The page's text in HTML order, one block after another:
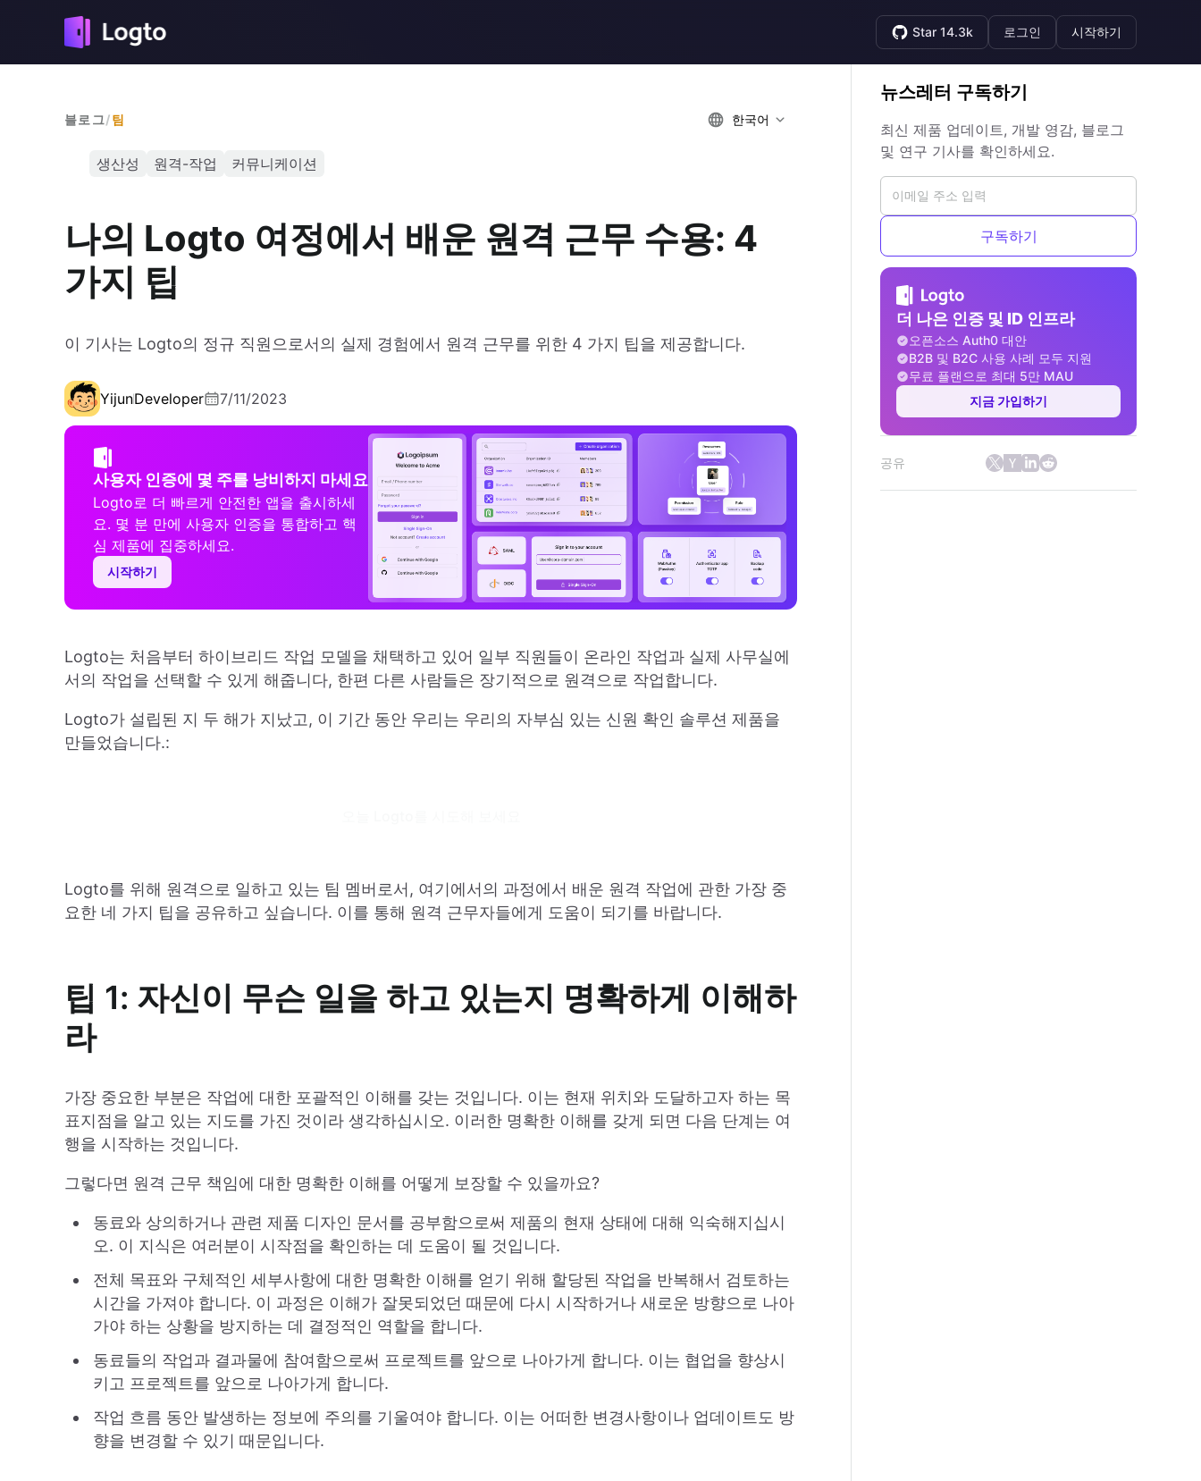
Star 14.3k 로그인 시작하기
블로그/팀 한국어
생산성 원격-작업 커뮤니케이션
나의 Logto 여정에서 배운 원격 근무 수용: 4
가지 팁
이 기사는 Logto의 정규 직원으로서의 실제 경험에서 원격 근무를 위한 4 가지 팁을 제공합니다.
YijunDeveloper 7/11/2023
사용자 인증에 몇 주를 낭비하지 마세요
Logto로 더 빠르게 안전한 앱을 출시하세
요. 몇 분 만에 사용자 인증을 통합하고 핵
심 제품에 집중하세요.
시작하기
Logto는 처음부터 하이브리드 작업 모델을 채택하고 있어 일부 직원들이 온라인 작업과 실제 사무실에
서의 작업을 선택할 수 있게 해줍니다, 한편 다른 사람들은 장기적으로 원격으로 작업합니다.
Logto가 설립된 지 두 해가 지났고, 이 기간 동안 우리는 우리의 자부심 있는 신원 확인 솔루션 제품을
만들었습니다.:
Logto를 위해 원격으로 일하고 있는 팀 멤버로서, 여기에서의 과정에서 배운 원격 작업에 관한 가장 중
요한 네 가지 팁을 공유하고 싶습니다. 이를 통해 원격 근무자들에게 도움이 되기를 바랍니다.
팁 1: 자신이 무슨 일을 하고 있는지 명확하게 이해하
라
가장 중요한 부분은 작업에 대한 포괄적인 이해를 갖는 것입니다. 이는 현재 위치와 도달하고자 하는 목
표지점을 알고 있는 지도를 가진 것이라 생각하십시오. 이러한 명확한 이해를 갖게 되면 다음 단계는 여
행을 시작하는 것입니다.
그렇다면 원격 근무 책임에 대한 명확한 이해를 어떻게 보장할 수 있을까요?
동료와 상의하거나 관련 제품 디자인 문서를 공부함으로써 제품의 현재 상태에 대해 익숙해지십시
오. 이 지식은 여러분이 시작점을 확인하는 데 도움이 될 것입니다.
전체 목표와 구체적인 세부사항에 대한 명확한 이해를 얻기 위해 할당된 작업을 반복해서 검토하는
시간을 가져야 합니다. 이 과정은 이해가 잘못되었던 때문에 다시 시작하거나 새로운 방향으로 나아
가야 하는 상황을 방지하는 데 결정적인 역할을 합니다.
동료들의 작업과 결과물에 참여함으로써 프로젝트를 앞으로 나아가게 합니다. 이는 협업을 향상시
키고 프로젝트를 앞으로 나아가게 합니다.
작업 흐름 동안 발생하는 정보에 주의를 기울여야 합니다. 이는 어떠한 변경사항이나 업데이트도 방
향을 변경할 수 있기 때문입니다.
뉴스레터 구독하기
최신 제품 업데이트, 개발 영감, 블로그
및 연구 기사를 확인하세요.
구독하기
더 나은 인증 및 ID 인프라
오픈소스 Auth0 대안
B2B 및 B2C 사용 사례 모두 지원
무료 플랜으로 최대 5만 MAU
지금 가입하기
공유